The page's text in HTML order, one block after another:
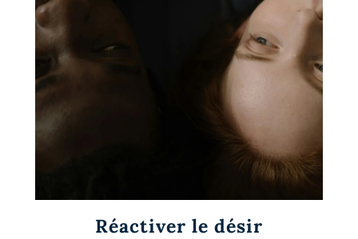
Réactiver le désir